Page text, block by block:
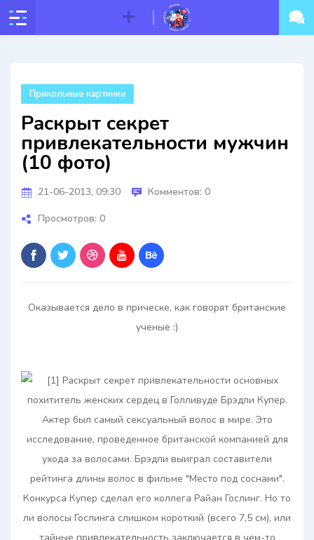
Прикольные картинки
Раскрыт секрет
привлекательности мужчин
(10 фото)
21-06-2013, 09:30
Комментов: 0
Просмотров: 0
Оказывается дело в прическе, как говорят британские
ученые :)